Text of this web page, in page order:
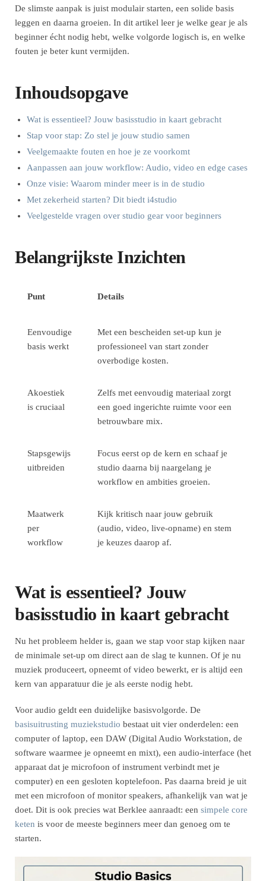
De slimste aanpak is juist modulair starten, een solide basis
leggen en daarna groeien. In dit artikel leer je welke gear je als
beginner écht nodig hebt, welke volgorde logisch is, en welke
fouten je beter kunt vermijden.
Inhoudsopgave
Wat is essentieel? Jouw basisstudio in kaart gebracht
Stap voor stap: Zo stel je jouw studio samen
Veelgemaakte fouten en hoe je ze voorkomt
Aanpassen aan jouw workflow: Audio, video en edge cases
Onze visie: Waarom minder meer is in de studio
Met zekerheid starten? Dit biedt i4studio
Veelgestelde vragen over studio gear voor beginners
Belangrijkste Inzichten
Punt Details
Eenvoudige
basis werkt
Met een bescheiden set-up kun je
professioneel van start zonder
overbodige kosten.
Akoestiek
is cruciaal
Zelfs met eenvoudig materiaal zorgt
een goed ingerichte ruimte voor een
betrouwbare mix.
Stapsgewijs
uitbreiden
Focus eerst op de kern en schaaf je
studio daarna bij naargelang je
workflow en ambities groeien.
Maatwerk
per
workflow
Kijk kritisch naar jouw gebruik
(audio, video, live-opname) en stem
je keuzes daarop af.
Wat is essentieel? Jouw
basisstudio in kaart gebracht
Nu het probleem helder is, gaan we stap voor stap kijken naar
de minimale set-up om direct aan de slag te kunnen. Of je nu
muziek produceert, opneemt of video bewerkt, er is altijd een
kern van apparatuur die je als eerste nodig hebt.
Voor audio geldt een duidelijke basisvolgorde. De
basisuitrusting muziekstudio bestaat uit vier onderdelen: een
computer of laptop, een DAW (Digital Audio Workstation, de
software waarmee je opneemt en mixt), een audio-interface (het
apparaat dat je microfoon of instrument verbindt met je
computer) en een gesloten koptelefoon. Pas daarna breid je uit
met een microfoon of monitor speakers, afhankelijk van wat je
doet. Dit is ook precies wat Berklee aanraadt: een simpele core
keten is voor de meeste beginners meer dan genoeg om te
starten.